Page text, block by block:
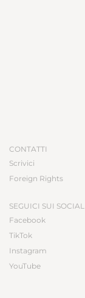
CONTATTI
Scrivici
Foreign Rights
SEGUICI SUI SOCIAL
Facebook
TikTok
Instagram
YouTube